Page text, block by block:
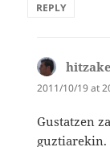
REPLY
2011/10/19 at
Gustatzen
guztiarekin.